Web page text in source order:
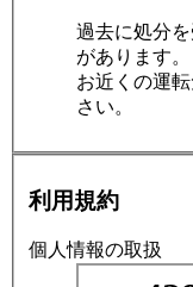
過去に処分
があります。
お近くの運
さい。
利用規約
個人情報の取扱